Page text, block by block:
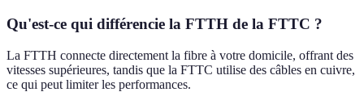
Qu'est-ce qui différencie la FTTH de la FTTC ?
La FTTH connecte directement la fibre à votre domicile, offrant des
vitesses supérieures, tandis que la FTTC utilise des câbles en cuivre,
ce qui peut limiter les performances.